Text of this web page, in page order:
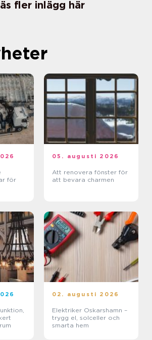
fler inlägg här
för
05. augusti 2026
Att renovera fönster för
att bevara charmen
02. augusti 2026
Elektriker Oskarshamn –
trygg el, solceller och
smarta hem